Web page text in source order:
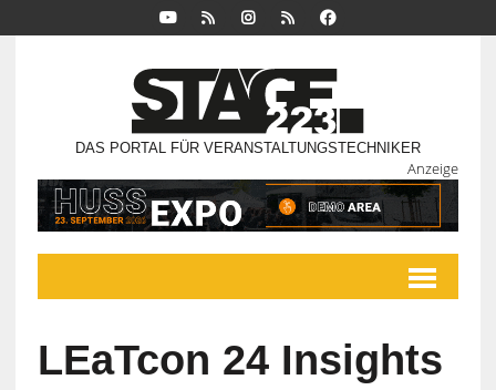
DAS PORTAL FÜR VERANSTALTUNGSTECHNIKER
Anzeige
LEaTcon 24 Insights